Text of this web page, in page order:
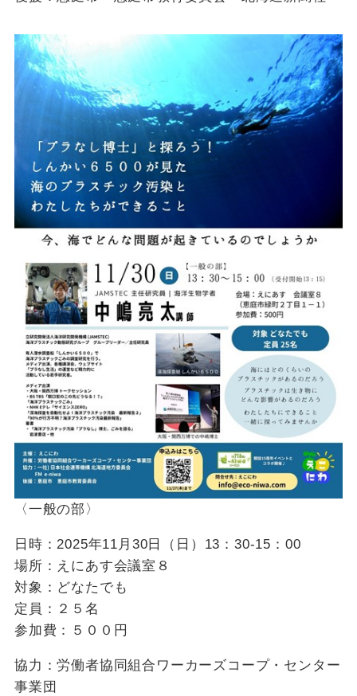
〈一般の部〉
日時：2025年11月30日（日）13：30-15：00
場所：えにあす会議室８
対象：どなたでも
定員：２５名
参加費：５００円
協力：労働者協同組合ワーカーズコープ・センター
事業団